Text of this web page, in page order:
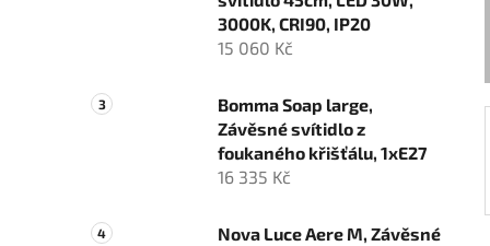
n
e
3000K, CRI90, IP20
15 060 Kč
Bomma Soap large,
Závěsné svítidlo z
foukaného křišťálu, 1xE27
16 335 Kč
Nova Luce Aere M, Závěsné